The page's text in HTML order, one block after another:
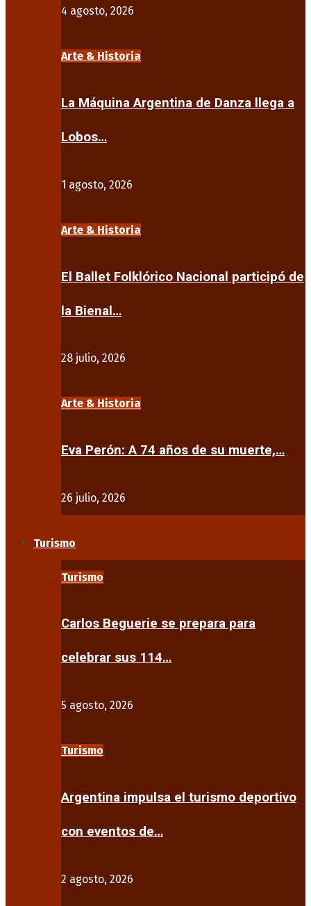
4 agosto, 2026
Arte & Historia
La Máquina Argentina de Danza llega a
Lobos…
1 agosto, 2026
Arte & Historia
El Ballet Folklórico Nacional participó de
la Bienal…
28 julio, 2026
Arte & Historia
Eva Perón: A 74 años de su muerte,…
26 julio, 2026
Turismo
Turismo
Carlos Beguerie se prepara para
celebrar sus 114…
5 agosto, 2026
Turismo
Argentina impulsa el turismo deportivo
con eventos de…
2 agosto, 2026